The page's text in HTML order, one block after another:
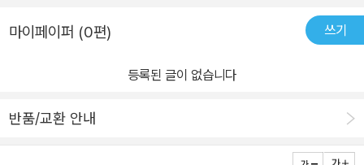
이 많은 시바와 달리 전투력이 FULL인 상태로 싸우는 것이 처음이라
드디어 석가모니 등장(두둥!!). 포스가 엄청나서(외모도 우리가 아는
마이페이퍼 (0편) 쓰기
등록된 글이 없습니다
반품/교환 안내